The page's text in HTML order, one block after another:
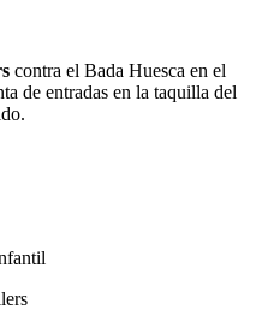
contra el Bada Huesca en el
de entradas en la taquilla del